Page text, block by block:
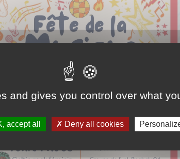
and gives you control over what
accept all Deny all cookies